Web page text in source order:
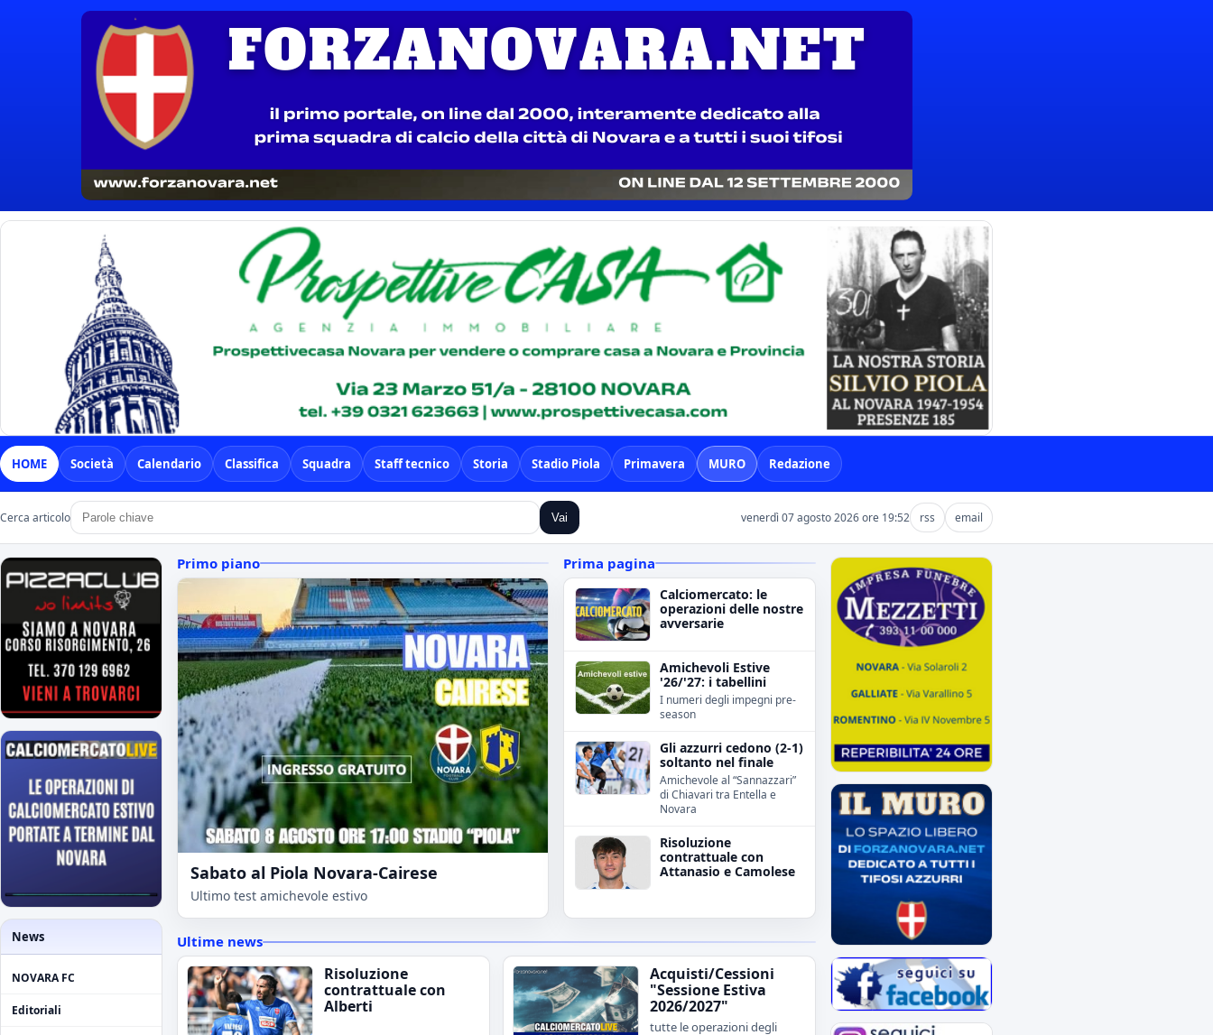
HOME Società Calendario Classifica Squadra Staff tecnico Storia Stadio Piola Primavera MURO Redazione
Cerca articolo Vai venerdì 07 agosto 2026 ore 19:52 rss email
News
NOVARA FC
Editoriali
Primo piano
Sabato al Piola Novara-Cairese
Ultimo test amichevole estivo
Prima pagina
Calciomercato: le
operazioni delle nostre
avversarie
Amichevoli Estive
'26/'27: i tabellini
I numeri degli impegni pre-
season
Gli azzurri cedono (2-1)
soltanto nel finale
Amichevole al “Sannazzari”
di Chiavari tra Entella e
Novara
Risoluzione
contrattuale con
Attanasio e Camolese
Ultime news
Risoluzione
contrattuale con
Alberti
Acquisti/Cessioni
"Sessione Estiva
2026/2027"
tutte le operazioni degli